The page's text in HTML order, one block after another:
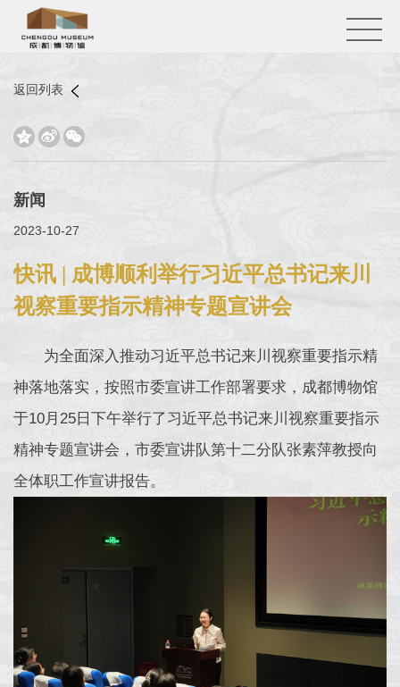
返回列表
  
新闻
2023-10-27
快讯 | 成博顺利举行习近平总书记来川
视察重要指示精神专题宣讲会
为全面深入推动习近平总书记来川视察重要指示精
神落地落实，按照市委宣讲工作部署要求，成都博物馆
于10月25日下午举行了习近平总书记来川视察重要指示
精神专题宣讲会，市委宣讲队第十二分队张素萍教授向
全体职工作宣讲报告。